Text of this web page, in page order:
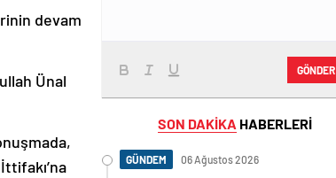
devam
Ünal
GÖNDER
SON DAKİKA HABERLERİ
GÜNDEM 06 Ağustos 2026